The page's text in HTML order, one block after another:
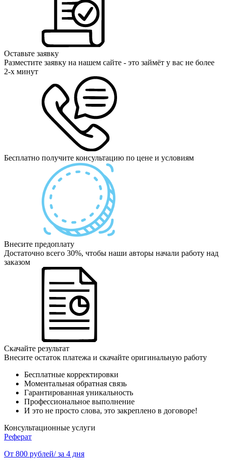
Оставьте заявку
Разместите заявку на нашем сайте - это займёт у вас не более
2-х минут
Бесплатно получите консультацию по цене и условиям
Внесите предоплату
Достаточно всего 30%, чтобы наши авторы начали работу над
заказом
Скачайте результат
Внесите остаток платежа и скачайте оригинальную работу
Бесплатные корректировки
Моментальная обратная связь
Гарантированная уникальность
Профессиональное выполнение
И это не просто слова, это закреплено в договоре!
Консультационные услуги
Реферат
От 800 рублей/ за 4 дня